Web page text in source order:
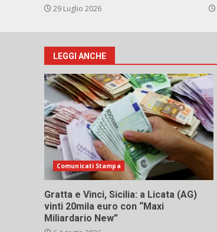
29 Luglio 2026
LEGGI ANCHE
Comunicati Stampa
Gratta e Vinci, Sicilia: a Licata (AG)
vinti 20mila euro con “Maxi
Miliardario New”